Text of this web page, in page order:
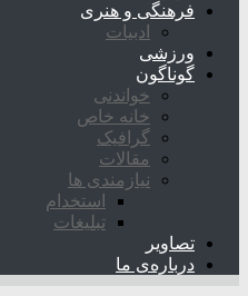
فرهنگی و هنری
ادبیات
ورزشی
گوناگون
خواندنی
خانه خاص
گرافیک
مقالات
نیازمندی ها
استخدام
تبلیغات
تصاویر
درباره‌ی ما